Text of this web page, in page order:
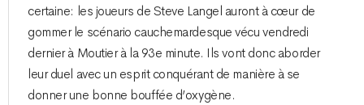
certaine: les joueurs de Steve Langel auront à cœur de
gommer le scénario cauchemardesque vécu vendredi
dernier à Moutier à la 93e minute. Ils vont donc aborder
leur duel avec un esprit conquérant de manière à se
donner une bonne bouffée d’oxygène.